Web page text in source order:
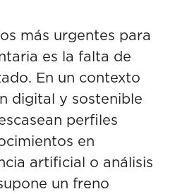
más urgentes para
es la falta de
En un contexto
digital y sostenible
perfiles
en
artificial o análisis
un freno